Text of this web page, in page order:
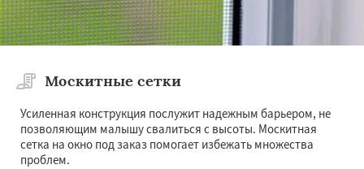
Москитные сетки
Усиленная конструкция послужит надежным барьером, не
позволяющим малышу свалиться с высоты. Москитная
сетка на окно под заказ помогает избежать множества
проблем.